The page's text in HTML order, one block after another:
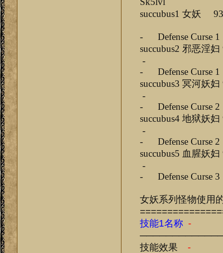
succubus1
- Defense Curse
succubus2
-
- Defense Curse
succubus3
-
- Defense Curse
succubus4
-
- Defense Curse
succubus5
-
- Defense Curse
女妖系列怪物使用
技能1名称 -
技能效果 -